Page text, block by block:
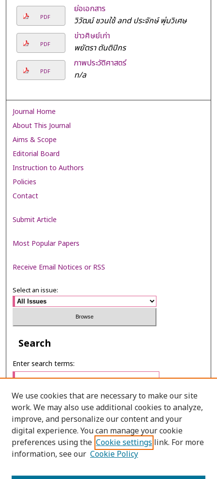
PDF
ย่อเอกสาร
วิวัฒน์ ชวนใช้ and ประจักษ์ พุ่มวิเศษ
PDF
ข่าวศิษย์เก่า
พยัตรา ตันติปิกร
PDF
ภาพประวัติศาสตร์
n/a
Journal Home
About This Journal
Aims & Scope
Editorial Board
Instruction to Authors
Policies
Contact
Submit Article
Most Popular Papers
Receive Email Notices or RSS
Select an issue:
Search
Enter search terms:
Select context to search:
Advanced Search
We use cookies that are necessary to make our site
work. We may also use additional cookies to analyze,
improve, and personalize our content and your
digital experience. You can manage your cookie
preferences using the Cookie settings link. For more
information, see our Cookie Policy